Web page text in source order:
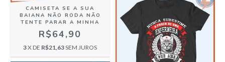
CAMISETA SE A SUA
BAIANA NÃO RODA NÃO
TENTE PARAR A MINHA
R$64,90
3X DE R$21,63SEM JUROS